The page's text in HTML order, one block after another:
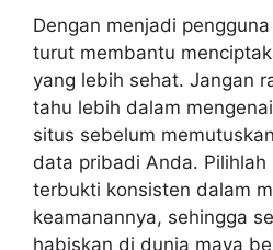
Dengan menjadi
turut membantu
yang lebih sehat. Jangan
tahu lebih dalam
situs sebelum
data pribadi Anda.
terbukti konsisten dalam
keamanannya, sehingga
habiskan di dunia maya